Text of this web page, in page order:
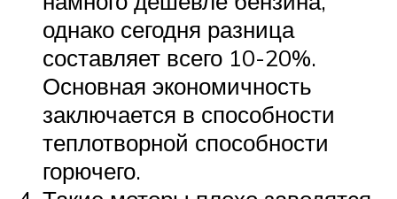
однако сегодня разница
составляет всего 10-20%.
Основная экономичность
заключается в способности
теплотворной способности
горючего.